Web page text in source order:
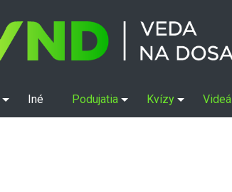
Iné Podujatia Kvízy Videá